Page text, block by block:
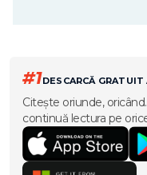
#1DESCARCĂ
Citește oriunde,
continuă lectura pe